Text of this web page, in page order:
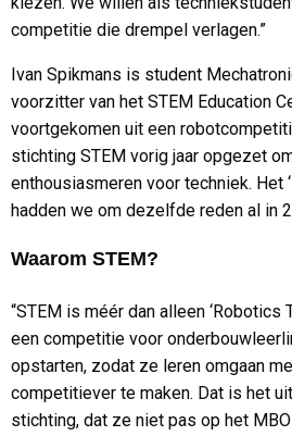
competitie die drempel verlagen.”
Ivan Spikmans is student
voorzitter van het STEM Education
voortgekomen uit een
stichting STEM vorig jaar opgezet
enthousiasmeren voor techniek. Het
hadden we om dezelfde reden al in
Waarom STEM?
“STEM is méér dan alleen ‘Robotics
een competitie voor
opstarten, zodat ze leren omgaan
competitiever te maken. Dat is het
stichting, dat ze niet pas op het